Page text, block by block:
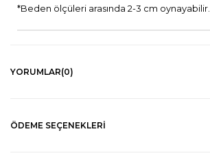
*Beden ölçüleri arasında 2-3 cm oynayabilir.
YORUMLAR(0)
ÖDEME SEÇENEKLERI